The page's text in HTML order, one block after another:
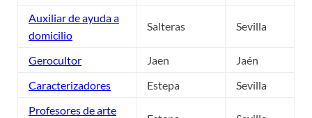
Auxiliar de ayuda a
domicilio
Salteras Sevilla
Gerocultor Jaen
Jaén
Caracterizadores
Estepa
Sevilla
Profesores de arte